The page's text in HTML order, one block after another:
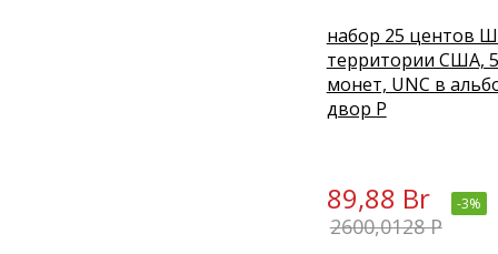
набор 25 центов
территории США,
монет, UNC в
двор P
89,88 Br -3%
2600,0128 P